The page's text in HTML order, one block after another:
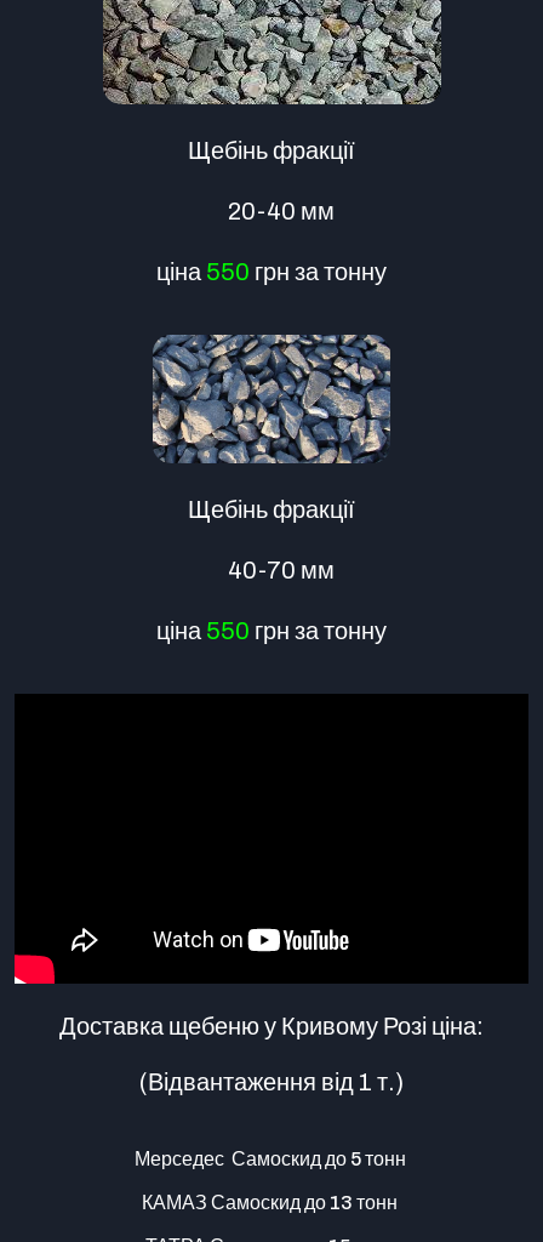
Щебінь фракції
20-40 мм
ціна 550 грн за тонну
Щебінь фракції
40-70 мм
ціна 550 грн за тонну
Доставка щебеню у Кривому Розі ціна:
(Відвантаження від 1 т.)
Мерседес Самоскид до 5 тонн
КАМАЗ Самоскид до 13 тонн